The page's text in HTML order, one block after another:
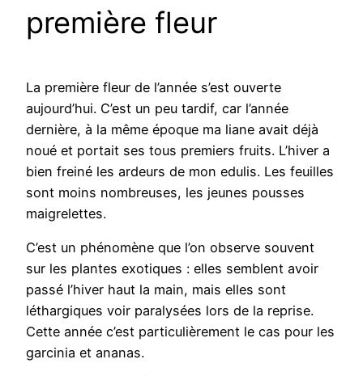
première fleur
La première fleur de l’année s’est ouverte
aujourd’hui. C’est un peu tardif, car l’année
dernière, à la même époque ma liane avait déjà
noué et portait ses tous premiers fruits. L’hiver a
bien freiné les ardeurs de mon edulis. Les feuilles
sont moins nombreuses, les jeunes pousses
maigrelettes.
C’est un phénomène que l’on observe souvent
sur les plantes exotiques : elles semblent avoir
passé l’hiver haut la main, mais elles sont
léthargiques voir paralysées lors de la reprise.
Cette année c’est particulièrement le cas pour les
garcinia et ananas.